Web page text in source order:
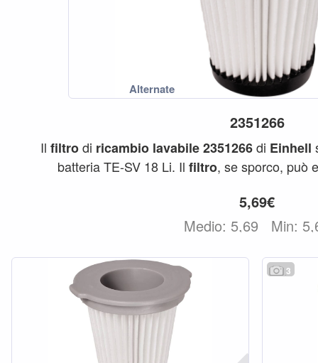
2351266
Ilfiltrodi ricambio lavabile 2351266di Einhell
batteria TE-SV 18 Li. Ilfiltro, se sporco, può
5,69€
Medio: 5,69
Min:
3